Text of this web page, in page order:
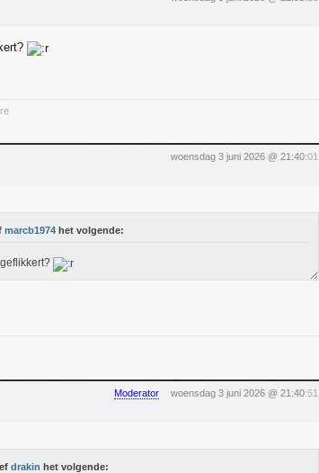
woensdag 3 juni 2026 @ 21:40:01
marcb1974 het volgende:
Moderator woensdag 3 juni 2026 @ 21:40:51
drakin het volgende: